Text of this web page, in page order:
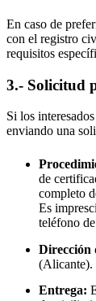
En caso de
con el registro
requisitos
3.- Solicitud
Si los
enviando una
de
completo
Es
teléfono
Dirección
(Alicante).
Entrega: